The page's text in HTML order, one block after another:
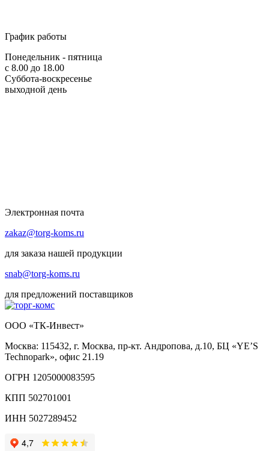
График работы
Понедельник - пятница
с 8.00 до 18.00
Суббота-воскресенье
выходной день
Электронная почта
zakaz@torg-koms.ru
для заказа нашей продукции
snab@torg-koms.ru
для предложений поставщиков
ООО «ТК-Инвест»
Москва: 115432, г. Москва, пр-кт. Андропова, д.10, БЦ «YE’S
Technopark», офис 21.19
ОГРН 1205000083595
КПП 502701001
ИНН 5027289452